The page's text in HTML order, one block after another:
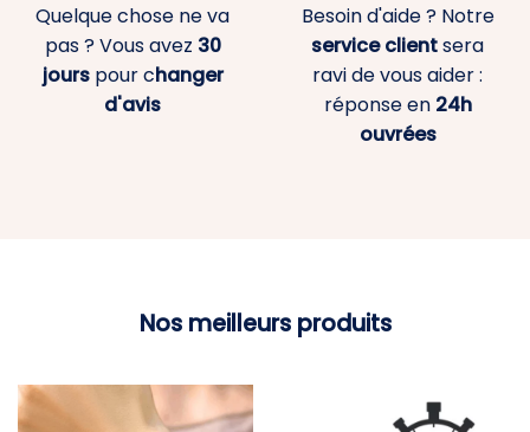
Quelque chose ne va
pas ? Vous avez 30
jourspour changer
d'avis
Besoin d'aide ? Notre
service clientsera
ravi de vous aider :
réponse en 24h
ouvrées
Nos meilleurs produits